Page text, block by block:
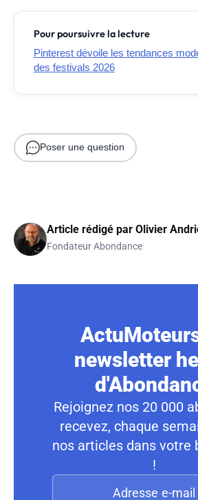
Pour poursuivre la lecture
Pinterest dévoile les tendances
des festivals 2026
Poser une question
Article rédigé par Olivier
Fondateur Abondance
newsletter
Rejoignez nos 20 000
recevez, chaque
nos articles dans votre
!